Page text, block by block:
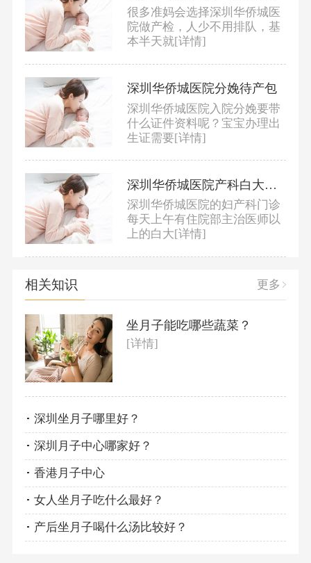
很多准妈会选择深圳华侨城医
院做产检，人少不用排队，基
本半天就[详情]
深圳华侨城医院分娩待产包
深圳华侨城医院入院分娩要带
什么证件资料呢？宝宝办理出
生证需要[详情]
深圳华侨城医院产科白大褂推荐
深圳华侨城医院的妇产科门诊
每天上午有住院部主治医师以
上的白大[详情]
相关知识 更多
坐月子能吃哪些蔬菜？
[详情]
深圳坐月子哪里好？
深圳月子中心哪家好？
香港月子中心
女人坐月子吃什么最好？
产后坐月子喝什么汤比较好？